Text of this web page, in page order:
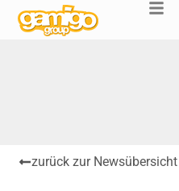
zurück zur Newsübersicht